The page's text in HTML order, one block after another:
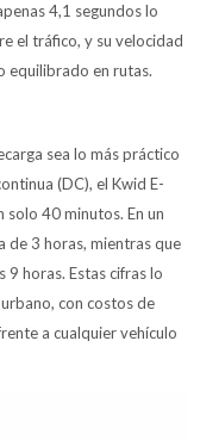
4,1 segundos lo
el tráfico, y su velocidad
equilibrado en rutas.
sea lo más práctico
(DC), el Kwid E-
solo 40 minutos. En un
de 3 horas, mientras que
horas. Estas cifras lo
con costos de
a cualquier vehículo